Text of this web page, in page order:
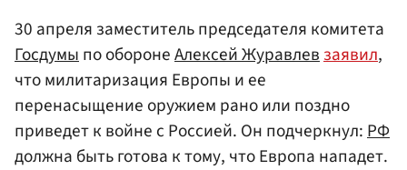
30 апреля заместитель председателя комитета
Госдумыпо оборонеАлексей Журавлевзаявил,
что милитаризация Европы и ее
перенасыщение оружием рано или поздно
приведет к войне с Россией. Он подчеркнул:РФ
должна быть готова к тому, что Европа нападет.